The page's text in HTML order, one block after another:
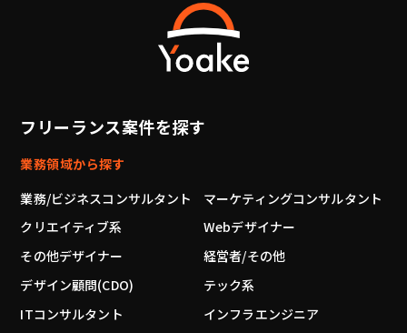
フリーランス案件を探す
業務領域から探す
業務/ビジネスコンサルタント
マーケティングコンサルタント
クリエイティブ系
Webデザイナー
その他デザイナー
経営者/その他
デザイン顧問(CDO)
テック系
ITコンサルタント
インフラエンジニア